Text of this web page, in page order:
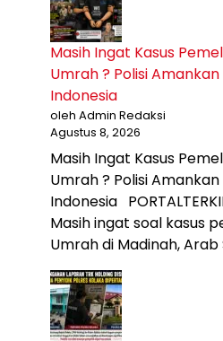
Masih Ingat Kasus
Umrah ? Polisi
Indonesia
oleh Admin Redaksi
Agustus 8, 2026
Masih Ingat Kasus
Umrah ? Polisi
Indonesia
Masih ingat soal kasus
Umrah di Madinah, Arab